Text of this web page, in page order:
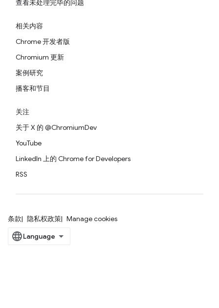
查看未处理完毕的问题
相关内容
Chrome 开发者版
Chromium 更新
案例研究
播客和节目
关注
关于 X 的 @ChromiumDev
YouTube
LinkedIn 上的 Chrome for Developers
RSS
条款 隐私权政策 Manage cookies